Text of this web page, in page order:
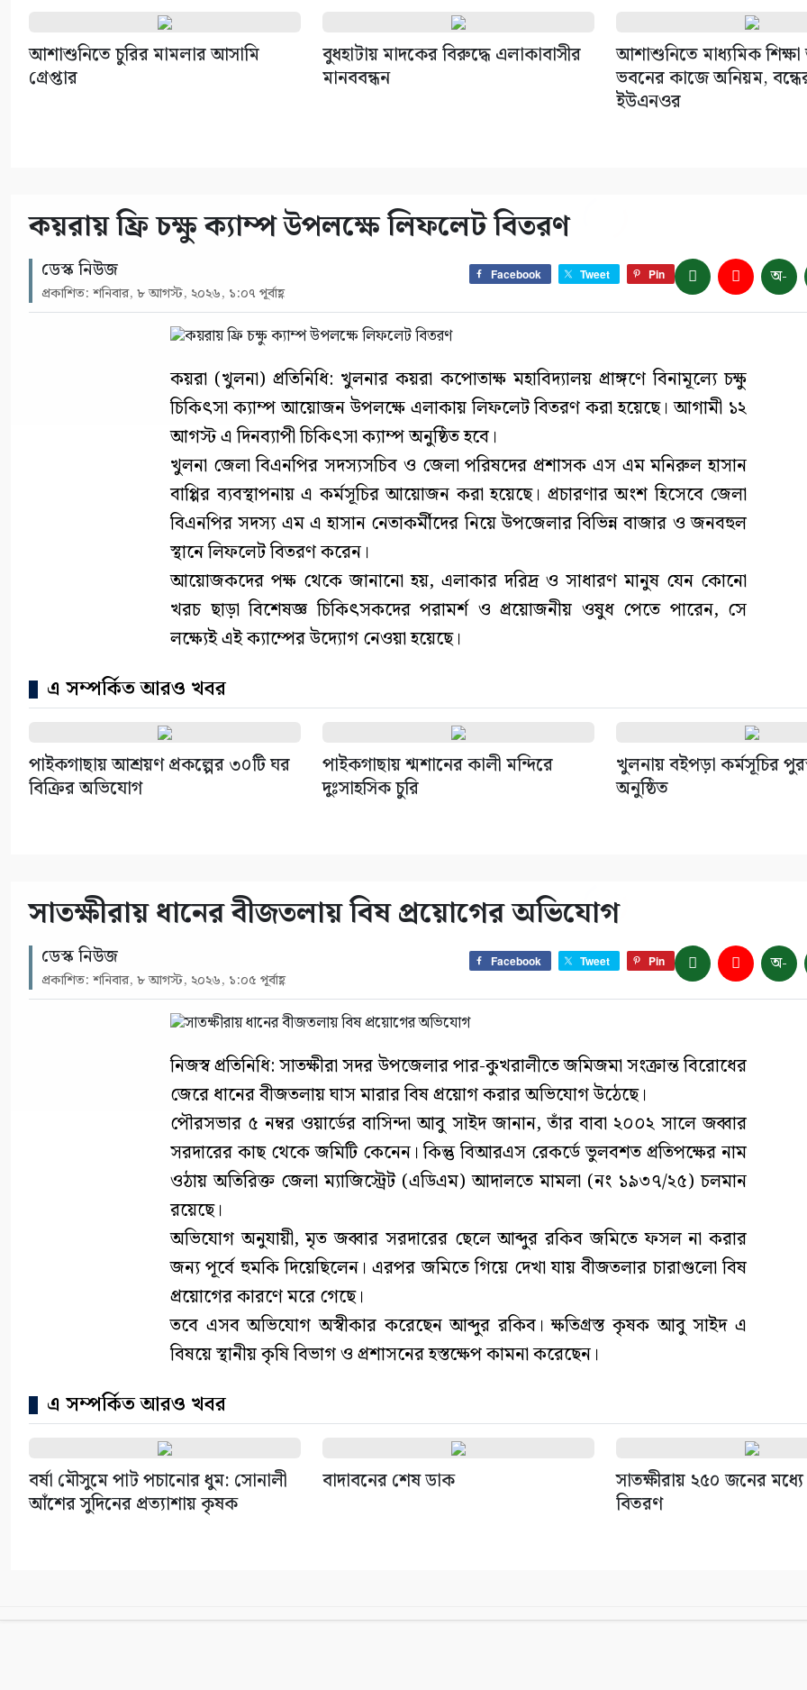
আশাশুনিতে চুরির মামলার আসামি
গ্রেপ্তার
বুধহাটায় মাদকের বিরুদ্ধে এলাকাবাসীর
মানববন্ধন
আশাশুনিতে মাধ্যমিক
ভবনের কাজে অনিয়ম,
ইউএনওর
কয়রায় ফ্রি চক্ষু ক্যাম্প উপলক্ষে লিফলেট বিতরণ
ডেস্ক নিউজ
প্রকাশিত: শনিবার, ৮ আগস্ট, ২০২৬, ১:০৭ পূর্বাহ্ণ
Facebook Tweet Pin অ-
কয়রা (খুলনা) প্রতিনিধি: খুলনার কয়রা কপোতাক্ষ মহাবিদ্যালয় প্রাঙ্গণে বিনামূল্যে চক্ষু
চিকিৎসা ক্যাম্প আয়োজন উপলক্ষে এলাকায় লিফলেট বিতরণ করা হয়েছে। আগামী ১২
আগস্ট এ দিনব্যাপী চিকিৎসা ক্যাম্প অনুষ্ঠিত হবে।
খুলনা জেলা বিএনপির সদস্যসচিব ও জেলা পরিষদের প্রশাসক এস এম মনিরুল হাসান
বাপ্পির ব্যবস্থাপনায় এ কর্মসূচির আয়োজন করা হয়েছে। প্রচারণার অংশ হিসেবে জেলা
বিএনপির সদস্য এম এ হাসান নেতাকর্মীদের নিয়ে উপজেলার বিভিন্ন বাজার ও জনবহুল
স্থানে লিফলেট বিতরণ করেন।
আয়োজকদের পক্ষ থেকে জানানো হয়, এলাকার দরিদ্র ও সাধারণ মানুষ যেন কোনো
খরচ ছাড়া বিশেষজ্ঞ চিকিৎসকদের পরামর্শ ও প্রয়োজনীয় ওষুধ পেতে পারেন, সে
লক্ষ্যেই এই ক্যাম্পের উদ্যোগ নেওয়া হয়েছে।
এ সম্পর্কিত আরও খবর
পাইকগাছায় আশ্রয়ণ প্রকল্পের ৩০টি ঘর
বিক্রির অভিযোগ
পাইকগাছায় শ্মশানের কালী মন্দিরে
দুঃসাহসিক চুরি
খুলনায় বইপড়া কর্মসূচির
অনুষ্ঠিত
সাতক্ষীরায় ধানের বীজতলায় বিষ প্রয়োগের অভিযোগ
ডেস্ক নিউজ
প্রকাশিত: শনিবার, ৮ আগস্ট, ২০২৬, ১:০৫ পূর্বাহ্ণ
Facebook Tweet Pin অ-
নিজস্ব প্রতিনিধি: সাতক্ষীরা সদর উপজেলার পার-কুখরালীতে জমিজমা সংক্রান্ত বিরোধের
জেরে ধানের বীজতলায় ঘাস মারার বিষ প্রয়োগ করার অভিযোগ উঠেছে।
পৌরসভার ৫ নম্বর ওয়ার্ডের বাসিন্দা আবু সাইদ জানান, তাঁর বাবা ২০০২ সালে জব্বার
সরদারের কাছ থেকে জমিটি কেনেন। কিন্তু বিআরএস রেকর্ডে ভুলবশত প্রতিপক্ষের নাম
ওঠায় অতিরিক্ত জেলা ম্যাজিস্ট্রেট (এডিএম) আদালতে মামলা (নং ১৯৩৭/২৫) চলমান
রয়েছে।
অভিযোগ অনুযায়ী, মৃত জব্বার সরদারের ছেলে আব্দুর রকিব জমিতে ফসল না করার
জন্য পূর্বে হুমকি দিয়েছিলেন। এরপর জমিতে গিয়ে দেখা যায় বীজতলার চারাগুলো বিষ
প্রয়োগের কারণে মরে গেছে।
তবে এসব অভিযোগ অস্বীকার করেছেন আব্দুর রকিব। ক্ষতিগ্রস্ত কৃষক আবু সাইদ এ
বিষয়ে স্থানীয় কৃষি বিভাগ ও প্রশাসনের হস্তক্ষেপ কামনা করেছেন।
এ সম্পর্কিত আরও খবর
বর্ষা মৌসুমে পাট পচানোর ধুম: সোনালী
আঁশের সুদিনের প্রত্যাশায় কৃষক
বাদাবনের শেষ ডাক
সাতক্ষীরায় ২৫০ জনের মধ্যে
বিতরণ